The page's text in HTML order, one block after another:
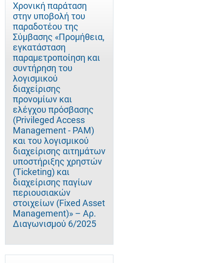
Χρονική παράταση
στην υποβολή του
παραδοτέου της
Σύμβασης «Προμήθεια,
εγκατάσταση
παραμετροποίηση και
συντήρηση του
λογισμικού
διαχείρισης
προνομίων και
ελέγχου πρόσβασης
(Privileged Access
Management - PAM)
και του λογισμικού
διαχείρισης αιτημάτων
υποστήριξης χρηστών
(Ticketing) και
διαχείρισης παγίων
περιουσιακών
στοιχείων (Fixed Asset
Management)» – Αρ.
Διαγωνισμού 6/2025